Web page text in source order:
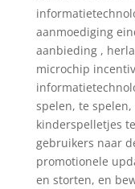
aanmoediging
aanbieding ,
microchip
spelen, te
kinderspelletjes
gebruikers naar
promotionele
en storten, en